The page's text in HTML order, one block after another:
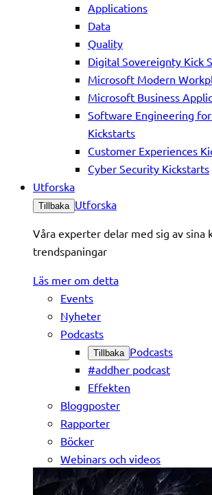
Applications
Data
Quality
Digital Sovereignty Kick
Microsoft Modern
Microsoft Business
Software Engineering
Kickstarts
Customer Experiences
Cyber Security Kickstarts
Utforska
Tillbaka Utforska
Våra experter delar med sig av sina
trendspaningar
Läs mer om detta
Events
Nyheter
Podcasts
Tillbaka Podcasts
#addher podcast
Effekten
Bloggposter
Rapporter
Böcker
Webinars och videos